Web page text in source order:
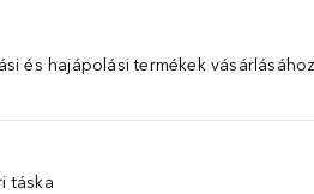
és hajápolási termékek
táska